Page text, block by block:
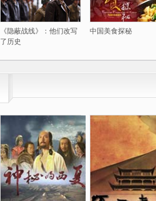
《隐蔽战线》：他们改写
了历史
中国美食探秘